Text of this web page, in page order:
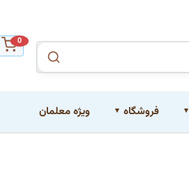
0
فروشگاه ویژه معلمان